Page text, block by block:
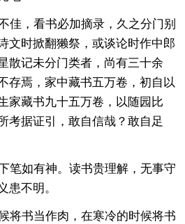
佳，看书必加摘录，久之分门别
文时掀翻獭祭，或谈论时作中郎
散记未分门类者，尚有三十余
存焉，家中藏书五万卷，初自以
家藏书九十五万卷，以随园比
考据证引，敢自信哉？敢自足
笔如有神。读书贵理解，无事守
患不明。
将书当作肉，在寒冷的时候将书